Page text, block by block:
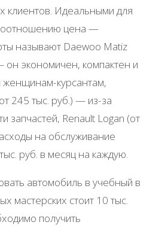
клиентов. Идеальными для
цена —
называют Daewoo Matiz
он экономичен, компактен и
женщинам-курсантам,
245 тыс. руб.) — из-за
запчастей, Renault Logan (от
на обслуживание
руб. в месяц на каждую.
автомобиль в учебный в
мастерских стоит 10 тыс.
получить